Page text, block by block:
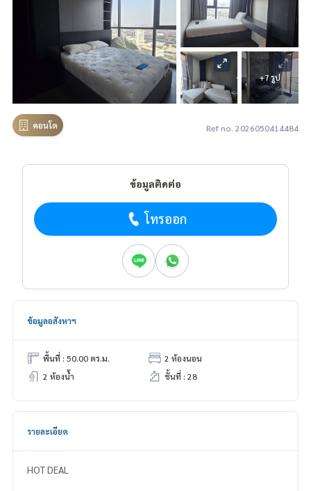
+7 รูป
คอนโด Ref no. 2026050414484
ข้อมูลติดต่อ
โทรออก
ข้อมูลอสังหาฯ
พื้นที่ : 50.00 ตร.ม.
2 ห้องนอน
2 ห้องน้ำ
ชั้นที่ : 28
รายละเอียด
HOT DEAL